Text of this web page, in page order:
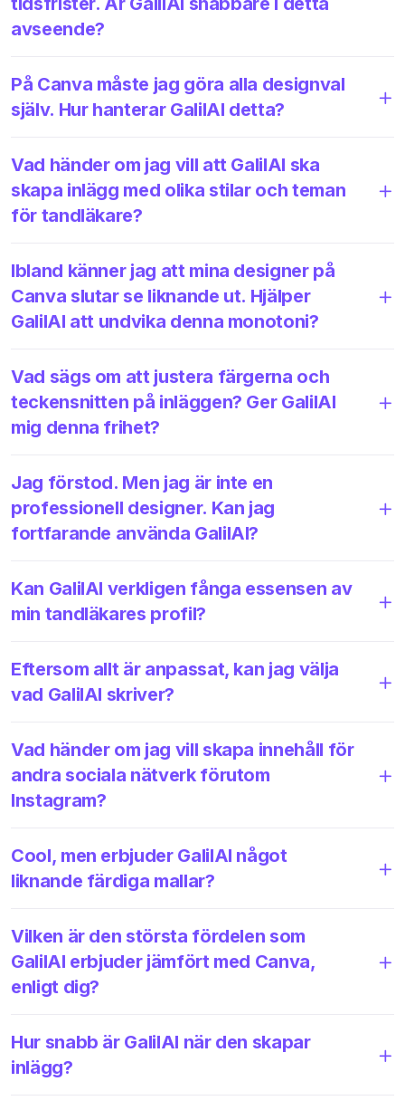
avseende?
På Canva måste jag göra alla designval
själv. Hur hanterar GalilAI detta?
Vad händer om jag vill att GalilAI ska
skapa inlägg med olika stilar och teman
för tandläkare?
Ibland känner jag att mina designer på
Canva slutar se liknande ut. Hjälper
GalilAI att undvika denna monotoni?
Vad sägs om att justera färgerna och
teckensnitten på inläggen? Ger GalilAI
mig denna frihet?
Jag förstod. Men jag är inte en
professionell designer. Kan jag
fortfarande använda GalilAI?
Kan GalilAI verkligen fånga essensen av
min tandläkares profil?
Eftersom allt är anpassat, kan jag välja
vad GalilAI skriver?
Vad händer om jag vill skapa innehåll för
andra sociala nätverk förutom
Instagram?
Cool, men erbjuder GalilAI något
liknande färdiga mallar?
Vilken är den största fördelen som
GalilAI erbjuder jämfört med Canva,
enligt dig?
Hur snabb är GalilAI när den skapar
inlägg?